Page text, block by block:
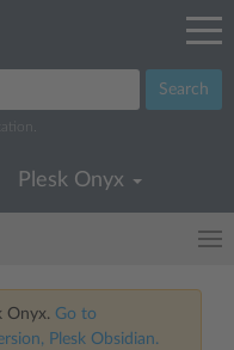
Search
Plesk Onyx
Onyx. Go to
Plesk Obsidian.